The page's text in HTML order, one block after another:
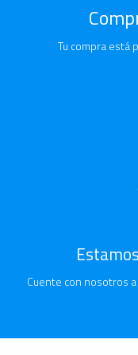
Tu compra está
Cuente con nosotros